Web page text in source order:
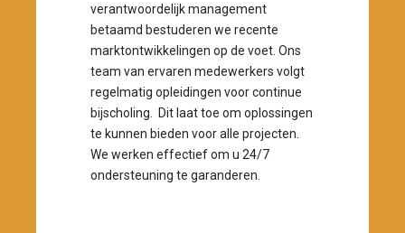
verantwoordelijk management
betaamd bestuderen we recente
marktontwikkelingen op de voet. Ons
team van ervaren medewerkers volgt
regelmatig opleidingen voor continue
bijscholing. Dit laat toe om oplossingen
te kunnen bieden voor alle projecten.
We werken effectief om u 24/7
ondersteuning te garanderen.
0
1
2